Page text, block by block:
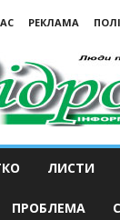
РЕКЛАМА
ЛИСТИ
ПРОБЛЕМА